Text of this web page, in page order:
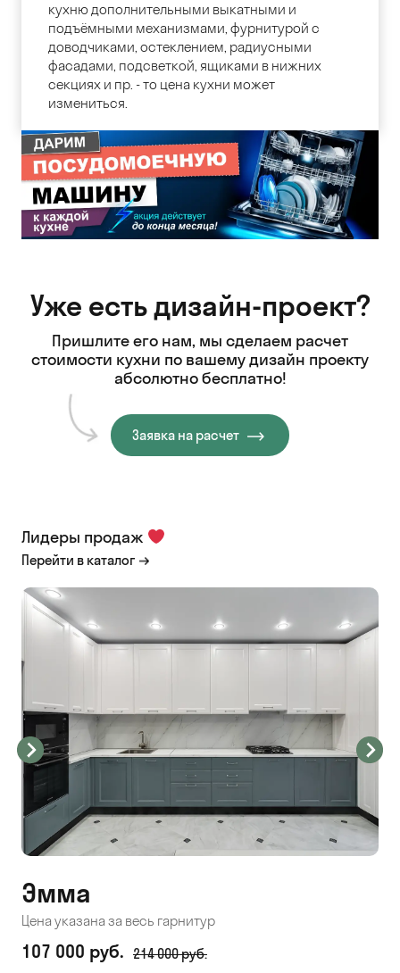
кухню дополнительными выкатными и
подъёмными механизмами, фурнитурой с
доводчиками, остеклением, радиусными
фасадами, подсветкой, ящиками в нижних
секциях и пр. - то цена кухни может
измениться.
Уже есть дизайн-проект?
Пришлите его нам, мы сделаем расчет
стоимости кухни по вашему дизайн проекту
абсолютно бесплатно!
Заявка на расчет
Лидеры продаж
Перейти в каталог
Эмма
Цена указана за весь гарнитур
107 000 руб. 214 000 руб.